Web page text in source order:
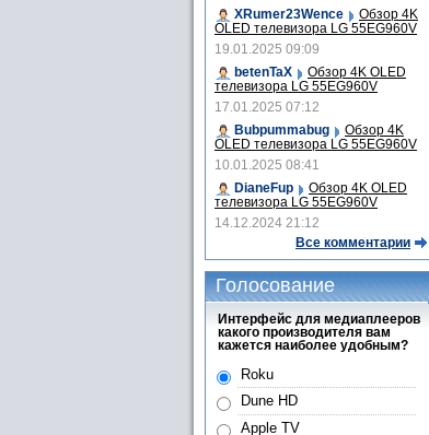
XRumer23Wence
Обзор 4K
OLED телевизора LG 55EG960V
19.01.2025 09:09
betenTaX
Обзор 4K OLED
телевизора LG 55EG960V
17.01.2025 07:12
Bubpummabug
Обзор 4K
OLED телевизора LG 55EG960V
10.01.2025 08:41
DianeFup
Обзор 4K OLED
телевизора LG 55EG960V
14.12.2024 21:12
Все комментарии
Голосование
Интерфейс для медиаплееров
какого производителя вам
кажется наиболее удобным?
Roku
Dune HD
Apple TV